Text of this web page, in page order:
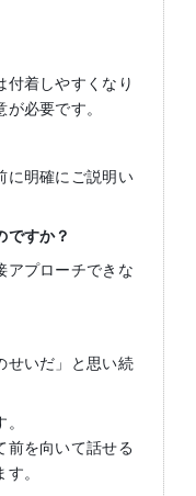
付着しやすくなり
必要です。
に明確にご説明い
ですか？
アプローチできな
せいだ」と思い続
前を向いて話せる
。